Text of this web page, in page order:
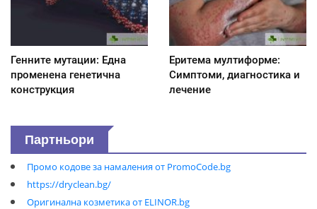
Генните мутации: Една
променена генетична
конструкция
Еритема мултиформе:
Симптоми, диагностика и
лечение
Партньори
Промо кодове за намаления от PromoCode.bg
https://dryclean.bg/
Оригинална козметика от ELINOR.bg